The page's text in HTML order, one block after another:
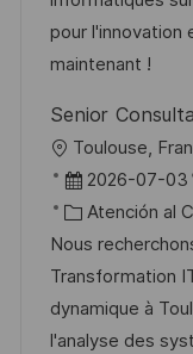
u
b
i
c
a
c
i
ó
n
í
a
pour l'innovation
maintenant !
Senior
U
b
c
a
c
i
Toulouse,
F
e
c
h
a
d
2026-07-03
C
a
t
e
g
Atención al
Nous
Transformation
dynamique à
l'analyse des